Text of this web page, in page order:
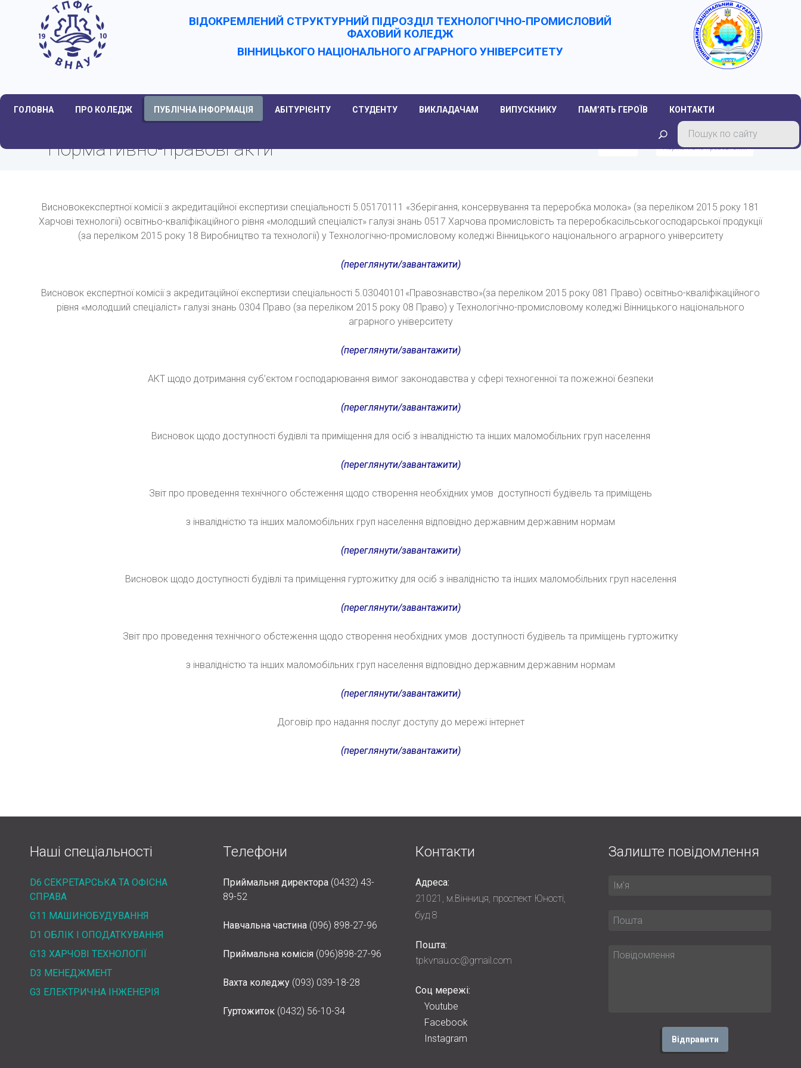
ВІДОКРЕМЛЕНИЙ СТРУКТУРНИЙ ПІДРОЗДІЛ ТЕХНОЛОГІЧНО-ПРОМИСЛОВИЙ
ФАХОВИЙ КОЛЕДЖ
ВІННИЦЬКОГО НАЦІОНАЛЬНОГО АГРАРНОГО УНІВЕРCИТЕТУ
ГОЛОВНА ПРО КОЛЕДЖ ПУБЛІЧНА ІНФОРМАЦІЯ АБІТУРІЄНТУ СТУДЕНТУ ВИКЛАДАЧАМ ВИПУСКНИКУ ПАМ’ЯТЬ ГЕРОЇВ КОНТАКТИ
Головна Нормативно-правові акти
Нормативно-правові акти
Висновокекспертної комісії з акредитаційної експертизи спеціальності 5.05170111 «3берігання, консервування та переробка молока» (за переліком 2015 року 181
Харчові технології) освітньо-кваліфікаційного рівня «молодший спеціаліст» галузі знань 0517 Харчова промисловість та переробкасільськогосподарської продукції
(за переліком 2015 року 18 Виробництво та технології) у Технологічно-промисловому коледжі Вінницького національного аграрного університету
(переглянути/завантажити)
Висновок експертної комісії з акредитаційної експертизи спеціальності 5.03040101«Правознавство»(за переліком 2015 року 081 Право) освітньо-кваліфікаційного
рівня «молодший спеціаліст» галузі знань 0304 Право (за переліком 2015 року 08 Право) у Технологічно-промисловому коледжі Вінницького національного
аграрного університету
(переглянути/завантажити)
АКТ щодо дотримання суб’єктом господарювання вимог законодавства у сфері техногенної та пожежної безпеки
(переглянути/завантажити)
Висновок щодо доступності будівлі та приміщення для осіб з інвалідністю та інших маломобільних груп населення
(переглянути/завантажити)
Звіт про проведення технічного обстеження щодо створення необхідних умов доступності будівель та приміщень
з інвалідністю та інших маломобільних груп населення відповідно державним державним нормам
(переглянути/завантажити)
Висновок щодо доступності будівлі та приміщення гуртожитку для осіб з інвалідністю та інших маломобільних груп населення
(переглянути/завантажити)
Звіт про проведення технічного обстеження щодо створення необхідних умов доступності будівель та приміщень гуртожитку
з інвалідністю та інших маломобільних груп населення відповідно державним державним нормам
(переглянути/завантажити)
Договір про надання послуг доступу до мережі інтернет
(переглянути/завантажити)
Наші спеціальності
D6 СЕКРЕТАРСЬКА ТА ОФІСНА
СПРАВА
G11 МАШИНОБУДУВАННЯ
D1 ОБЛІК І ОПОДАТКУВАННЯ
G13 ХАРЧОВІ ТЕХНОЛОГІЇ
D3 МЕНЕДЖМЕНТ
G3 ЕЛЕКТРИЧНА ІНЖЕНЕРІЯ
Телефони
Приймальня директора(0432) 43-
89-52
Навчальна частина(096) 898-27-96
Приймальна комісія (096)898-27-96
Вахта коледжу(093) 039-18-28
Гуртожиток(0432) 56-10-34
Контакти
Адреса:
21021, м.Вінниця, проспект Юності,
буд 8
Пошта:
tpkvnau.oc@gmail.com
Соц мережі:
Youtube
Facebook
Instagram
Залиште повідомлення